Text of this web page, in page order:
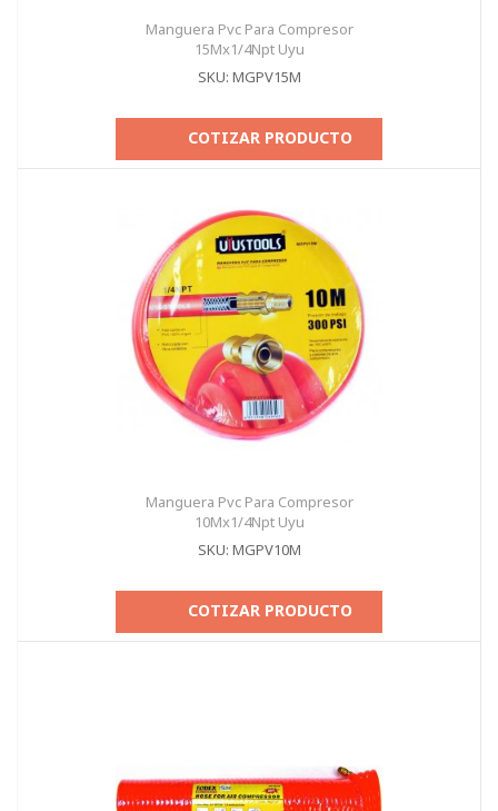
Manguera Pvc Para Compresor
15Mx1/4Npt Uyu
SKU: MGPV15M
COTIZAR PRODUCTO
Manguera Pvc Para Compresor
10Mx1/4Npt Uyu
SKU: MGPV10M
COTIZAR PRODUCTO